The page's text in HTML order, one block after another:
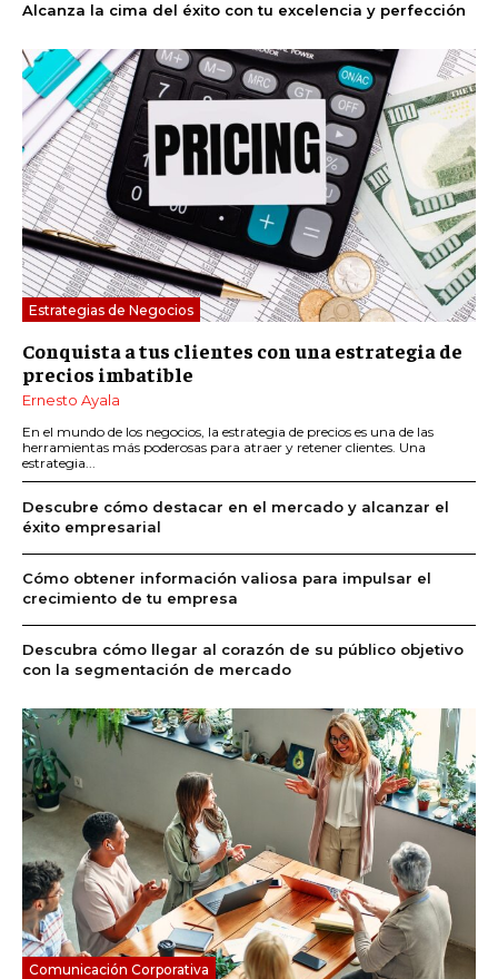
Alcanza la cima del éxito con tu excelencia y perfección
Estrategias de Negocios
Conquista a tus clientes con una estrategia de
precios imbatible
Ernesto Ayala
En el mundo de los negocios, la estrategia de precios es una de las
herramientas más poderosas para atraer y retener clientes. Una
estrategia...
Descubre cómo destacar en el mercado y alcanzar el
éxito empresarial
Cómo obtener información valiosa para impulsar el
crecimiento de tu empresa
Descubra cómo llegar al corazón de su público objetivo
con la segmentación de mercado
Comunicación Corporativa